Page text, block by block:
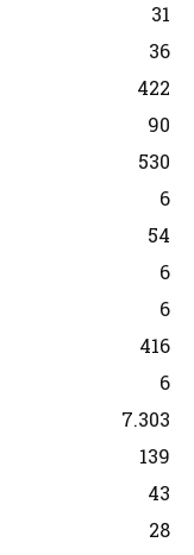
31
36
422
90
530
6
54
6
6
416
6
7.303
139
43
28